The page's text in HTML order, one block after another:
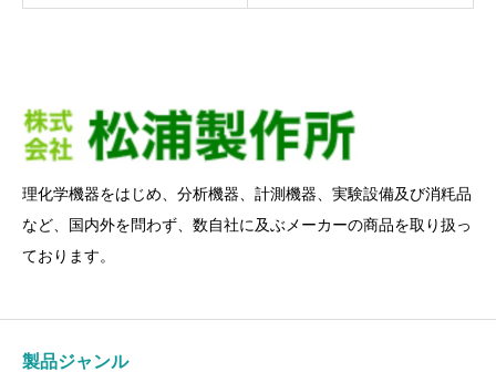
理化学機器をはじめ、分析機器、計測機器、実験設備及び消粍品
など、国内外を問わず、数自社に及ぶメーカーの商品を取り扱っ
ております。
製品ジャンル